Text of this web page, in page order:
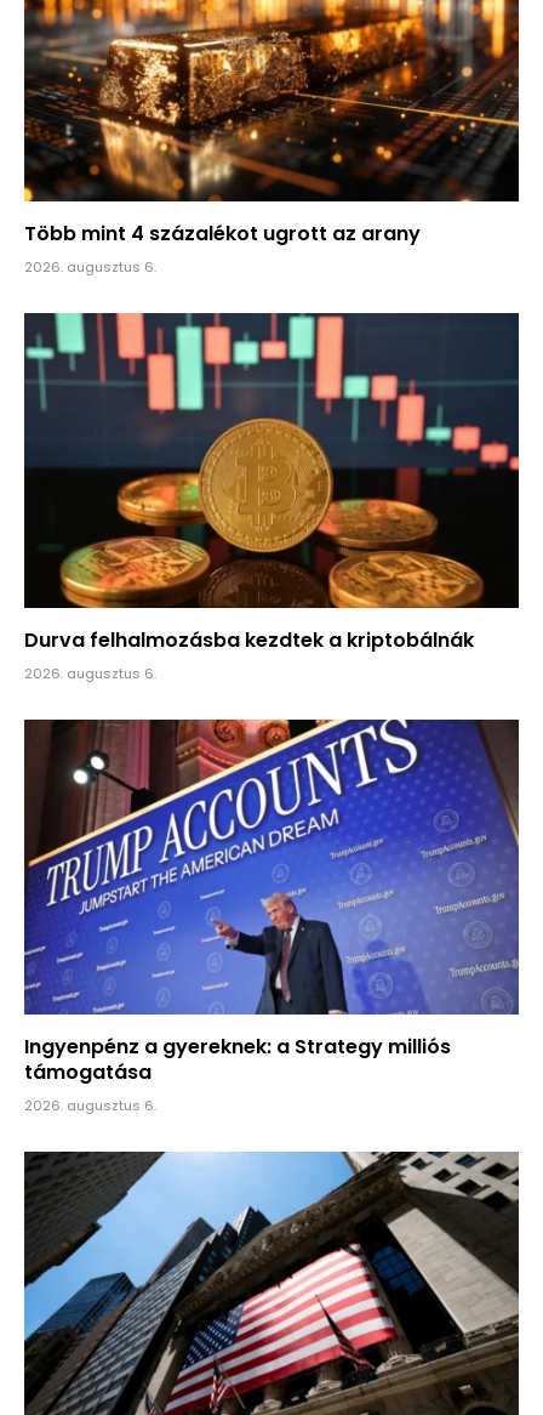
Több mint 4 százalékot ugrott az arany
2026. augusztus 6.
Durva felhalmozásba kezdtek a kriptobálnák
2026. augusztus 6.
Ingyenpénz a gyereknek: a Strategy milliós
támogatása
2026. augusztus 6.